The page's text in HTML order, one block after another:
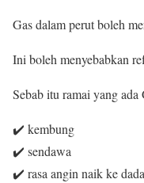
Gas dalam perut boleh
Ini boleh menyebabkan
Sebab itu ramai yang
✔️ kembung
✔️ sendawa
✔️ rasa angin naik ke dada